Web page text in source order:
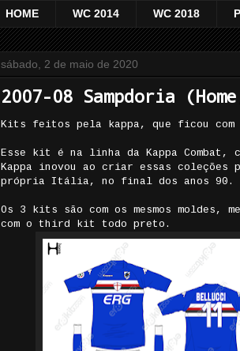
HOME WC 2014 WC 2018
sábado, 2 de maio de 2020
2007-08 Sampdoria
Kits feitos pela kappa, que ficou com
Esse kit é na linha da Kappa Combat,
Kappa inovou ao criar essas coleções
própria Itália, no final dos anos 90.
Os 3 kits são com os mesmos moldes,
com o third kit todo preto.